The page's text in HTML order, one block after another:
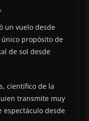
un vuelo desde
propósito de
de sol desde
científico de la
transmite muy
espectáculo desde